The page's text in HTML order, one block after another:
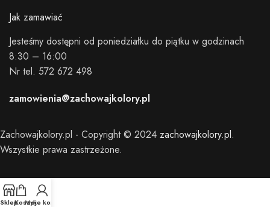
Jak zamawiać
Jesteśmy dostępni od poniedziałku do piątku w godzinach
8:30 – 16:00
Nr tel. 572 672 498
zamowienia@zachowajkolory.pl
Zachowajkolory.pl - Copyright © 2024 zachowajkolory.pl.
Wszystkie prawa zastrzeżone.
SklepKoszykMoje konto